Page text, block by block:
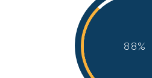
88%
88%
88%
88%